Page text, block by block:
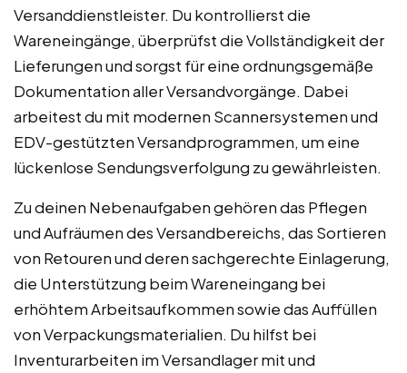
Versanddienstleister. Du kontrollierst die
Wareneingänge, überprüfst die Vollständigkeit der
Lieferungen und sorgst für eine ordnungsgemäße
Dokumentation aller Versandvorgänge. Dabei
arbeitest du mit modernen Scannersystemen und
EDV-gestützten Versandprogrammen, um eine
lückenlose Sendungsverfolgung zu gewährleisten.
Zu deinen Nebenaufgaben gehören das Pflegen
und Aufräumen des Versandbereichs, das Sortieren
von Retouren und deren sachgerechte Einlagerung,
die Unterstützung beim Wareneingang bei
erhöhtem Arbeitsaufkommen sowie das Auffüllen
von Verpackungsmaterialien. Du hilfst bei
Inventurarbeiten im Versandlager mit und